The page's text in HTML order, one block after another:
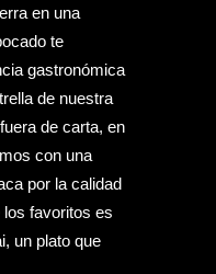
en una
te
gastronómica
de nuestra
de carta, en
con una
por la calidad
favoritos es
un plato que